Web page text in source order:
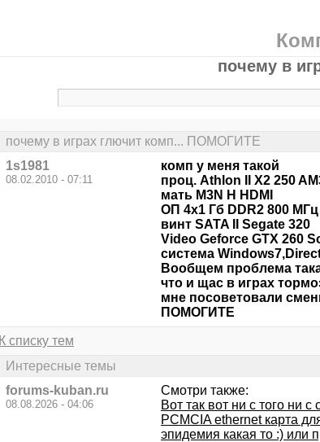
почему в
почему в играх глючит комп... ПОМОГИТЕ
1s1981
08.02.2010 - 07:11
комп у меня такой
проц. Athlon II X2 250
мать M3N H HDMI
ОП 4х1 Гб DDR2 800 МГц
винт SATA II Segate 320
Video Geforce GTX 260
система
Вообщем проблема
что и щас в играх
мне посоветовали
ПОМОГИТЕ
К списку тем
Интересные темы
forums-kuban.ru
08.08.2026 - 04:06
Смотри также:
Вот так вот ни с того ни с
PCMCIA ethernet карта
эпидемия какая то :) или